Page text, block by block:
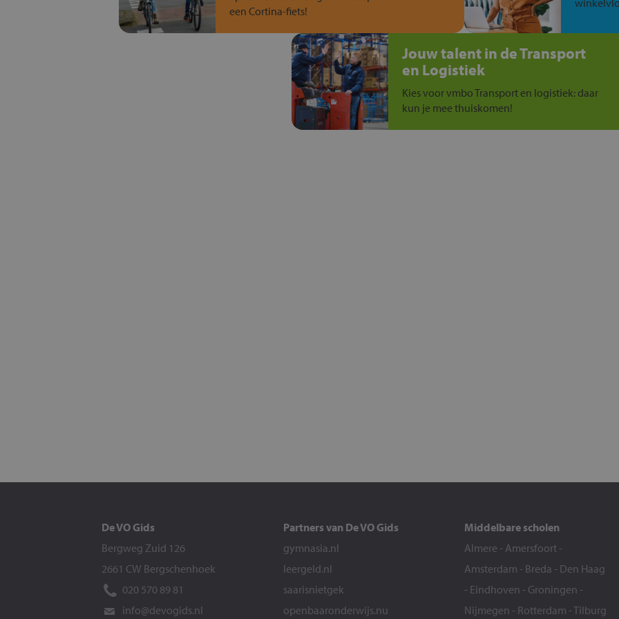
een Cortina-fiets!
Jouw talent in de Transport
en Logistiek
Kies voor vmbo Transport en logistiek: daar
kun je mee thuiskomen!
De VO Gids
Bergweg Zuid 126
2661 CW Bergschenhoek
020 570 89 81
info@devogids.nl
Partners van De VO Gids
gymnasia.nl
leergeld.nl
saarisnietgek
openbaaronderwijs.nu
Middelbare scholen
Almere - Amersfoort -
Amsterdam - Breda - Den Haag
- Eindhoven - Groningen -
Nijmegen - Rotterdam -Tilburg